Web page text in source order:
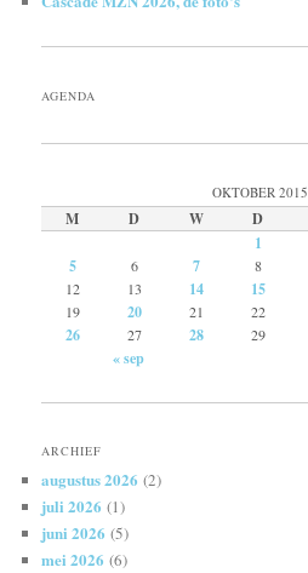
AGENDA
OKTOBER 2015
M D W D
1
5 6 7 8
12
13 14 15
19
20 21 22
26 27 28 29
« sep
ARCHIEF
augustus 2026 (2)
juli 2026 (1)
juni 2026 (5)
mei 2026 (6)